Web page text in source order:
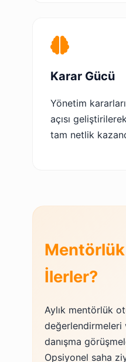
Karar Gücü
Yönetim
açısı
tam netlik
Mentörlük
İlerler?
Aylık mentörlük
danışma
Opsiyonel saha